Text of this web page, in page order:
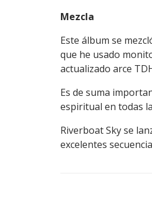
Mezcla
Este álbum se
que he usado
actualizado arce
Es de suma
espiritual en todas
Riverboat Sky se
excelentes